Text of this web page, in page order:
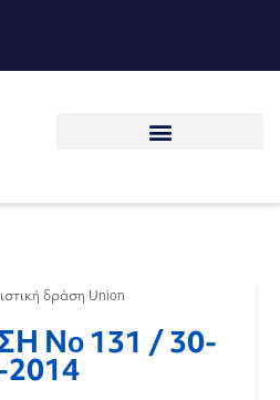
δράση Union
Νo 131 / 30-